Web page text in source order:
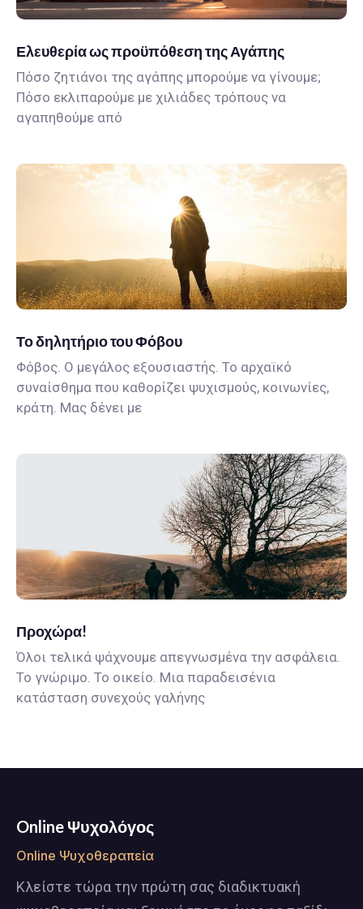
Ελευθερία ως προϋπόθεση της Αγάπης
Πόσο ζητιάνοι της αγάπης μπορούμε να γίνουμε;
Πόσο εκλιπαρούμε με χιλιάδες τρόπους να
αγαπηθούμε από
Το δηλητήριο του Φόβου
Φόβος. Ο μεγάλος εξουσιαστής. Το αρχαϊκό
συναίσθημα που καθορίζει ψυχισμούς, κοινωνίες,
κράτη. Μας δένει με
Προχώρα!
Όλοι τελικά ψάχνουμε απεγνωσμένα την ασφάλεια.
Το γνώριμο. Το οικείο. Μια παραδεισένια
κατάσταση συνεχούς γαλήνης
Online Ψυχολόγος
Online Ψυχοθεραπεία
Κλείστε τώρα την πρώτη σας διαδικτυακή